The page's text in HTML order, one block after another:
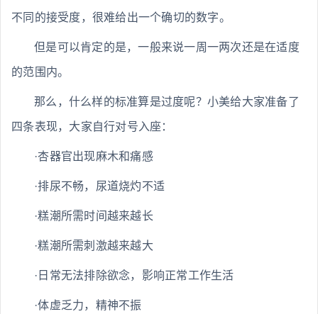
不同的接受度，很难给出一个确切的数字。
但是可以肯定的是，一般来说一周一两次还是在适度
的范围内。
那么，什么样的标准算是过度呢？小美给大家准备了
四条表现，大家自行对号入座：
·杏器官出现麻木和痛感
·排尿不畅，尿道烧灼不适
·糕潮所需时间越来越长
·糕潮所需刺激越来越大
·日常无法排除欲念，影响正常工作生活
·体虚乏力，精神不振